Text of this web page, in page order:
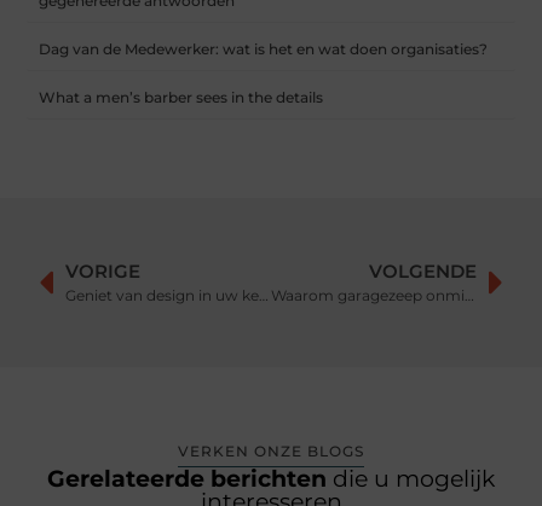
Dag van de Medewerker: wat is het en wat doen organisaties?
What a men’s barber sees in the details
VORIGE
Geniet van design in uw keuken met een Liebherr koelkast
VOLGENDE
Waarom garagezeep onmisbaar is bij werkzaamheden in de garage
VERKEN ONZE BLOGS
Gerelateerde berichten die u mogelijk